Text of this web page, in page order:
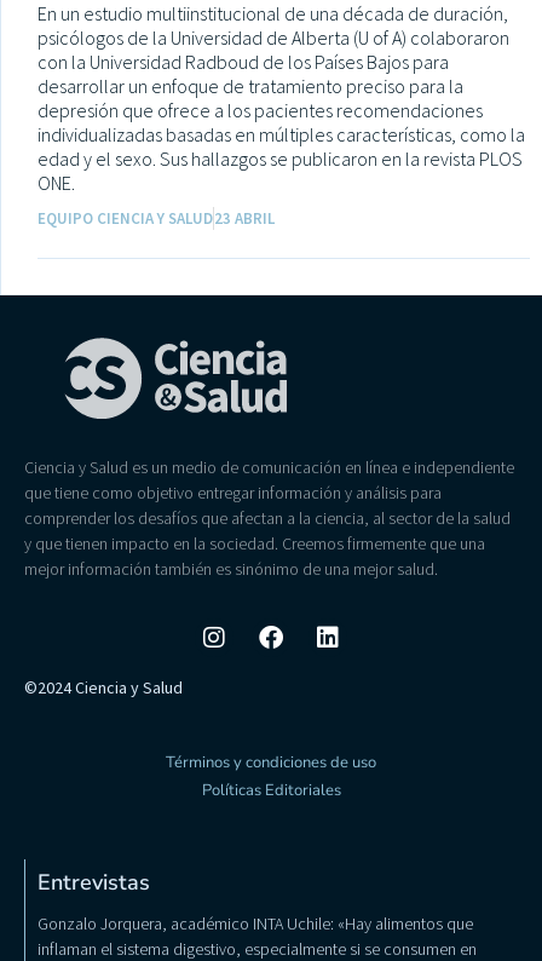
En un estudio multiinstitucional de una década de duración,
psicólogos de la Universidad de Alberta (U of A) colaboraron
con la Universidad Radboud de los Países Bajos para
desarrollar un enfoque de tratamiento preciso para la
depresión que ofrece a los pacientes recomendaciones
individualizadas basadas en múltiples características, como la
edad y el sexo. Sus hallazgos se publicaron en la revista PLOS
ONE.
EQUIPO CIENCIA Y SALUD23 ABRIL
Ciencia y Salud es un medio de comunicación en línea e independiente
que tiene como objetivo entregar información y análisis para
comprender los desafíos que afectan a la ciencia, al sector de la salud
y que tienen impacto en la sociedad. Creemos firmemente que una
mejor información también es sinónimo de una mejor salud.
©2024 Ciencia y Salud
Términos y condiciones de uso
Políticas Editoriales
Entrevistas
Gonzalo Jorquera, académico INTA Uchile: «Hay alimentos que
inflaman el sistema digestivo, especialmente si se consumen en